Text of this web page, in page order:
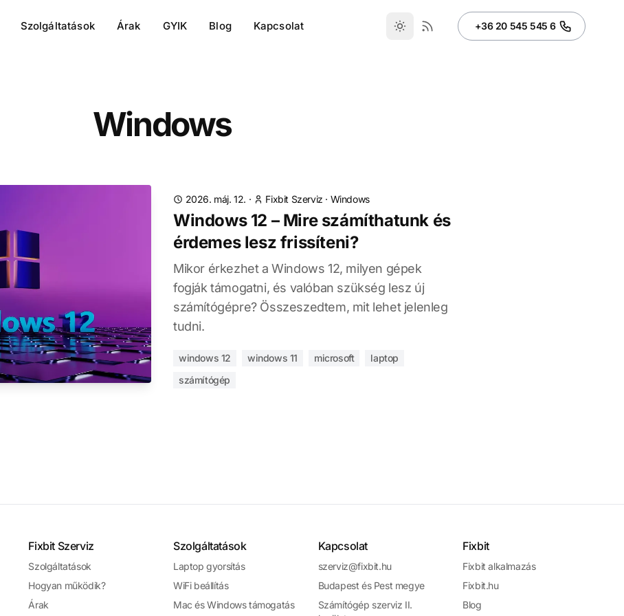
Szolgáltatások Árak GYIK Blog Kapcsolat +36 20 545 545 6
Windows
2026. máj. 12. · Fixbit Szerviz · Windows
Windows 12 – Mire számíthatunk és
érdemes lesz frissíteni?
Mikor érkezhet a Windows 12, milyen gépek
fogják támogatni, és valóban szükség lesz új
számítógépre? Összeszedtem, mit lehet jelenleg
tudni.
windows 12 windows 11 microsoft
laptop
számítógép
Fixbit Szerviz
Szolgáltatások
Hogyan működik?
Árak
Szolgáltatások
Laptop gyorsítás
WiFi beállítás
Mac és Windows támogatás
Kapcsolat
szerviz@fixbit.hu
Budapest és Pest megye
Számítógép szerviz II.
Fixbit
Fixbit alkalmazás
Fixbit.hu
Blog